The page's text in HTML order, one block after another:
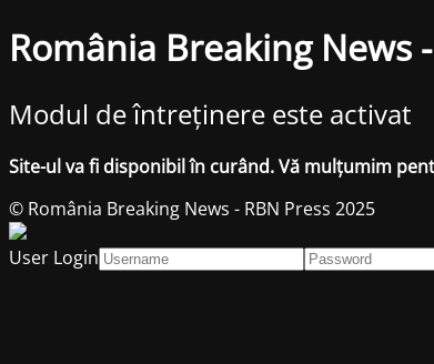
România Breaking News
Modul de întreținere este activat
Site-ul va fi disponibil în curând. Vă mulțumim
© România Breaking News - RBN Press 2025
User Login